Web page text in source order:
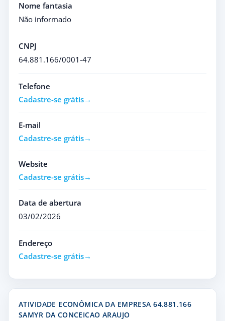
Nome fantasia
Não informado
CNPJ
64.881.166/0001-47
Telefone
Cadastre-se grátis
E-mail
Cadastre-se grátis
Website
Cadastre-se grátis
Data de abertura
03/02/2026
Endereço
Cadastre-se grátis
ATIVIDADE ECONÔMICA DA EMPRESA 64.881.166
SAMYR DA CONCEICAO ARAUJO